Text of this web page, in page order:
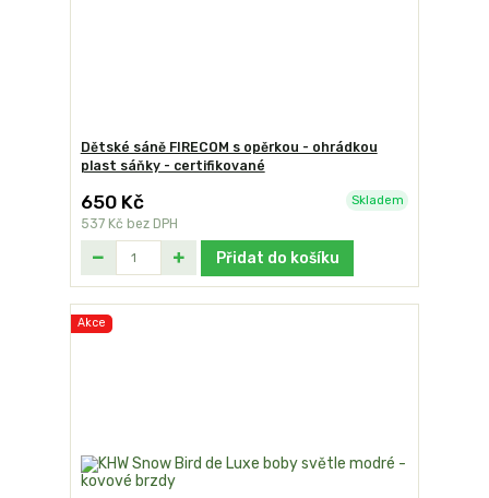
Dětské sáně FIRECOM s opěrkou - ohrádkou
plast sáňky - certifikované
650 Kč
537 Kč bez DPH
Skladem
Přidat do košíku
Akce